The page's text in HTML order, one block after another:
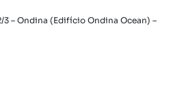
3 – Ondina (Edifício Ondina Ocean) –